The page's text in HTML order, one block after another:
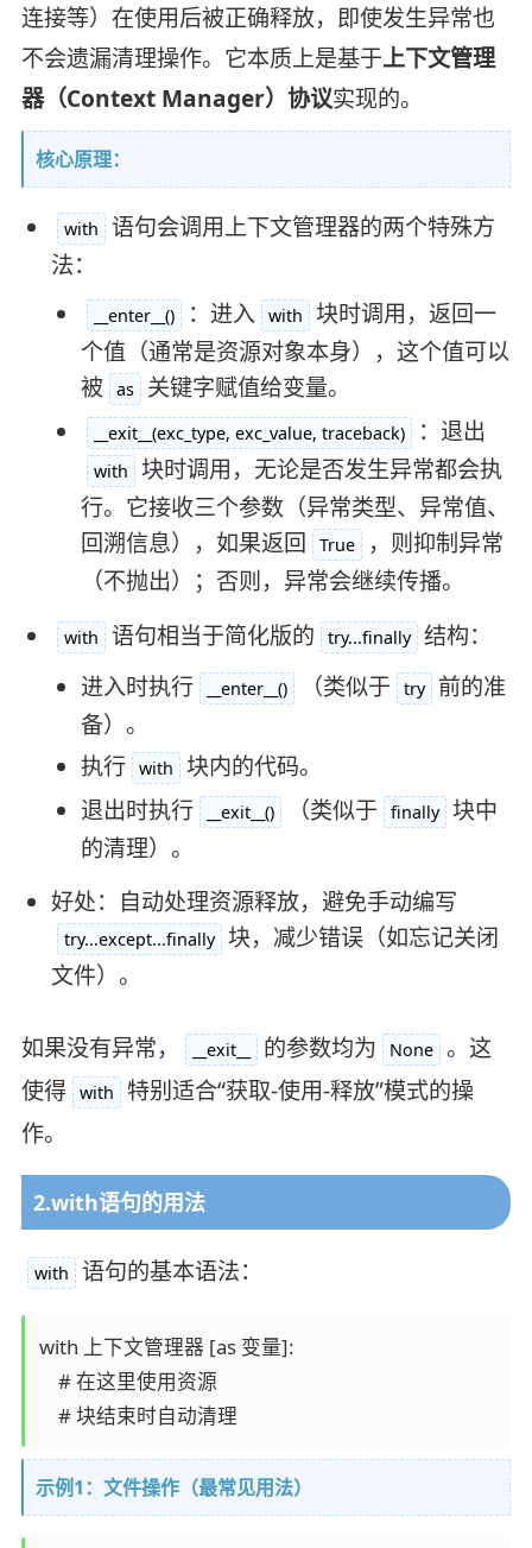
连接等）在使用后被正确释放，即使发生异常也
不会遗漏清理操作。它本质上是基于上下文管理
器（Context Manager）协议实现的。
核心原理：
with
语句会调用上下文管理器的两个特殊方
法：
__enter__() ：进入 with
块时调用，返回一
个值（通常是资源对象本身），这个值可以
被
as 关键字赋值给变量。
__exit__(exc_type, exc_value, traceback) ：退出
with
块时调用，无论是否发生异常都会执
行。它接收三个参数（异常类型、异常值、
回溯信息），如果返回
True
，则抑制异常
（不抛出）；否则，异常会继续传播。
with 语句相当于简化版的 try...finally 结构：
进入时执行
__enter__() （类似于 try
前的准
备）。
执行 with
块内的代码。
退出时执行
__exit__() （类似于 finally
块中
的清理）。
好处：自动处理资源释放，避免手动编写
try...except...finally
块，减少错误（如忘记关闭
文件）。
如果没有异常， __exit__ 的参数均为 None
。这
使得 with
特别适合“获取-使用-释放”模式的操
作。
2.with语句的用法
with 语句的基本语法：
with 上下文管理器 [as 变量]:
    # 在这里使用资源
示例1：文件操作（最常见用法）